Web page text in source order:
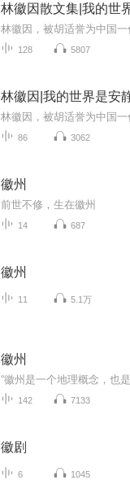
林徽因散文集|我的世
128 5807
林徽因|我的世界是安
86 3062
徽州
前世不修，生在徽州
14 687
徽州
11 5.1万
徽州
142 7133
徽剧
6 1045